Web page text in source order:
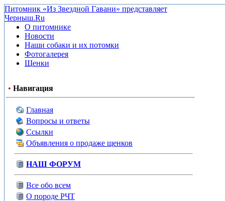
Питомник «Из Звездной Гавани» представляет
Черныш.Ru
О питомнике
Новости
Наши собаки и их потомки
Фотогалерея
Щенки
• Навигация
Главная
Вопросы и ответы
Ссылки
Объявления о продаже щенков
НАШ ФОРУМ
Все обо всем
О породе РЧТ